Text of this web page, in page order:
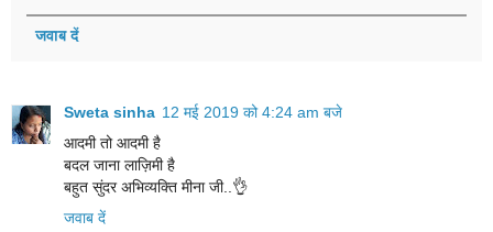
जवाब दें
Sweta sinha 12 मई 2019 को 4:24 am बजे
आदमी तो आदमी है
बदल जाना लाज़िमी है
बहुत सुंदर अभिव्यक्ति मीना जी..👌
जवाब दें